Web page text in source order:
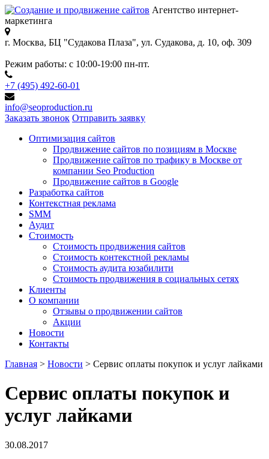
Агентство интернет-
маркетинга
г. Москва, БЦ "Судакова Плаза", ул. Судакова, д. 10, оф. 309
Режим работы: с 10:00-19:00 пн-пт.
+7 (495) 492-60-01
info@seoproduction.ru
Заказать звонок Отправить заявку
Оптимизация сайтов
Продвижение сайтов по позициям в Москве
Продвижение сайтов по трафику в Москве от
компании Seo Production
Продвижение сайтов в Google
Разработка сайтов
Контекстная реклама
SMM
Аудит
Стоимость
Стоимость продвижения сайтов
Стоимость контекстной рекламы
Стоимость аудита юзабилити
Стоимость продвижения в социальных сетях
Клиенты
О компании
Отзывы о продвижении сайтов
Акции
Новости
Контакты
Главная > Новости > Сервис оплаты покупок и услуг лайками
Сервис оплаты покупок и
услуг лайками
30.08.2017